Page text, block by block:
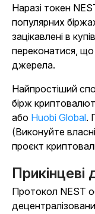
Наразі токен
популярних
зацікавлені в
переконатися,
джерела.
Найпростіший
бірж
або Huobi Global.
(Виконуйте
проєкт
Прикінцеві
Протокол NEST